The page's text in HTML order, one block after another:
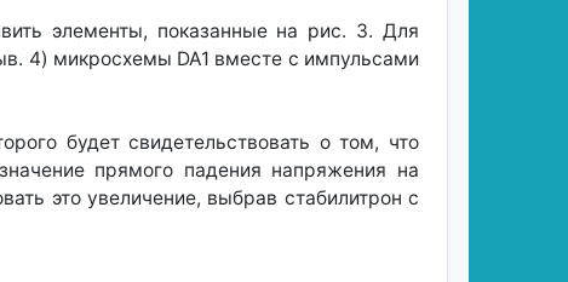
элементы, показанные на рис. 3. Для
4) микросхемы DA1 вместе с импульсами
будет свидетельствовать о том, что
прямого падения напряжения на
это увеличение, выбрав стабилитрон с